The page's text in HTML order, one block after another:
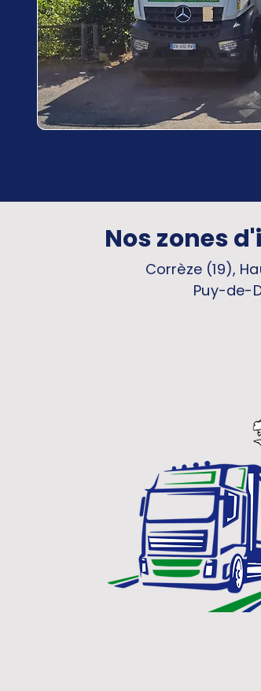
Nos zones
Corrèze (19),
Puy-de-